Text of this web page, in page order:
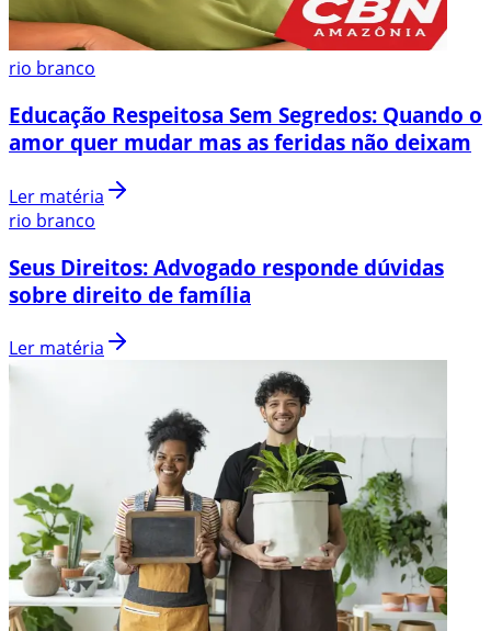
rio branco
Educação Respeitosa Sem Segredos: Quando o
amor quer mudar mas as feridas não deixam
Ler matéria
rio branco
Seus Direitos: Advogado responde dúvidas
sobre direito de família
Ler matéria